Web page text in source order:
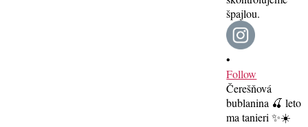
•
Follow
Čerešňová
bublanina 🍒 leto
ma tanieri ✨☀️